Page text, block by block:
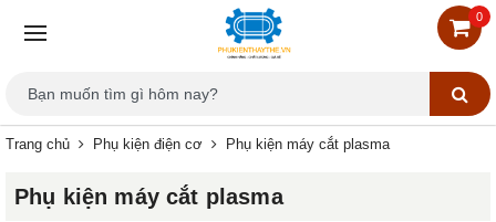
0
Trang chủ Phụ kiện điện cơ Phụ kiện máy cắt plasma
Phụ kiện máy cắt plasma